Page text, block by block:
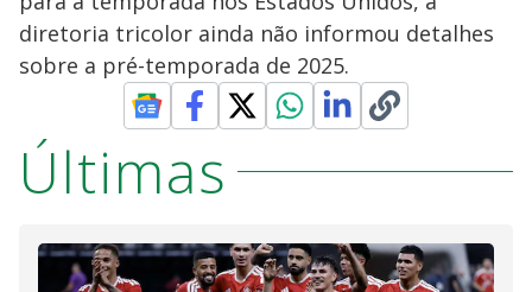
diretoria tricolor ainda não informou detalhes
sobre a pré-temporada de 2025.
Últimas